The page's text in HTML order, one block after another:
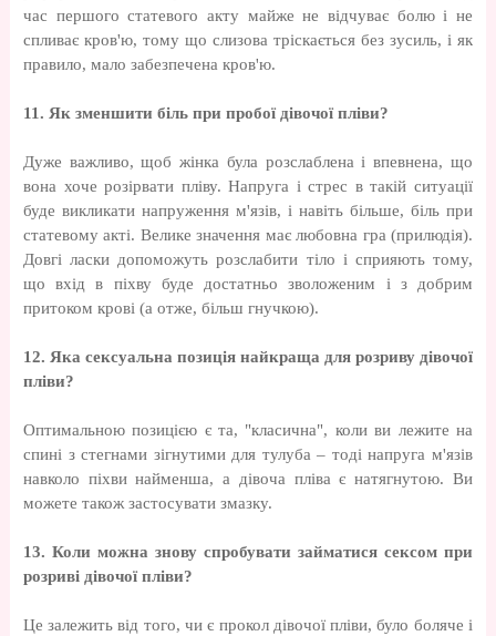
час першого статевого акту майже не відчуває болю і не
спливає кров'ю, тому що слизова тріскається без зусиль, і як
правило, мало забезпечена кров'ю.
11. Як зменшити біль при пробої дівочої пліви?
Дуже важливо, щоб жінка була розслаблена і впевнена, що
вона хоче розірвати пліву. Напруга і стрес в такій ситуації
буде викликати напруження м'язів, і навіть більше, біль при
статевому акті. Велике значення має любовна гра (прилюдія).
Довгі ласки допоможуть розслабити тіло і сприяють тому,
що вхід в піхву буде достатньо зволоженим і з добрим
притоком крові (а отже, більш гнучкою).
12. Яка сексуальна позиція найкраща для розриву дівочої
пліви?
Оптимальною позицією є та, "класична", коли ви лежите на
спині з стегнами зігнутими для тулуба – тоді напруга м'язів
навколо піхви найменша, а дівоча пліва є натягнутою. Ви
можете також застосувати змазку.
13. Коли можна знову спробувати займатися сексом при
розриві дівочої пліви?
Це залежить від того, чи є прокол дівочої пліви, було боляче і